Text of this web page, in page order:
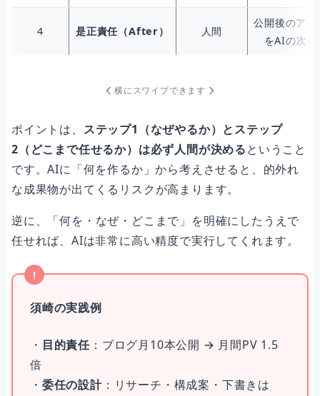
4 是正責任（After） 人間
公開後のア
をAIの次
横にスワイプできます
ポイントは、 ステップ1（なぜやるか）とステップ
2（どこまで任せるか）は必ず人間が決めるということ
です。AIに「何を作るか」から考えさせると、的外れ
な成果物が出てくるリスクが高まります。
逆に、「何を・なぜ・どこまで」を明確にしたうえで
任せれば、AIは非常に高い精度で実行してくれます。
須崎の実践例
・ 目的責任 ：ブログ月10本公開 → 月間PV 1.5
倍
・ 委任の設計：リサーチ・構成案・下書きは